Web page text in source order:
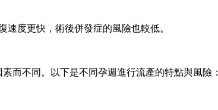
度更快，術後併發症的風險也較低。
而不同。以下是不同孕週進行流產的特點與風險：